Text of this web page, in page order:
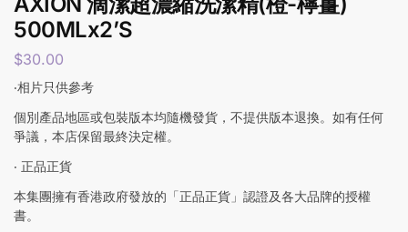
500MLx2’S
$30.00
‧相片只供參考
個別產品地區或包裝版本均隨機發貨，不提供版本退換。如有任何
爭議，本店保留最終決定權。
‧ 正品正貨
本集團擁有香港政府發放的「正品正貨」認證及各大品牌的授權
書。